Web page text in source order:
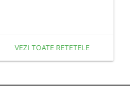
VEZI TOATE RETETELE